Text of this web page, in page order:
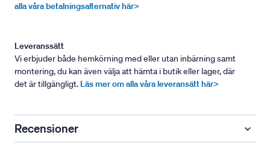
alla våra betalningsalternativ här>
Leveranssätt
Vi erbjuder både hemkörning med eller utan inbärning samt
montering, du kan även välja att hämta i butik eller lager, där
det är tillgängligt. Läs mer om alla våra leveransätt här>
Recensioner